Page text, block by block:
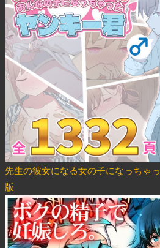
先生の彼女になる女の子になっちゃ
版